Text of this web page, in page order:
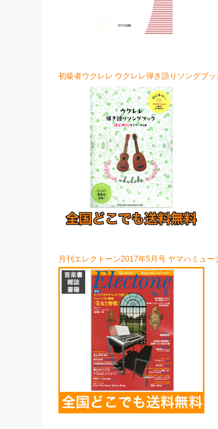
初級者ウクレレ ウクレレ弾き語りソングブ
月刊エレクトーン2017年5月号 ヤマハミュ